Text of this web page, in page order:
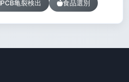
PCB亀裂検出 食品選別